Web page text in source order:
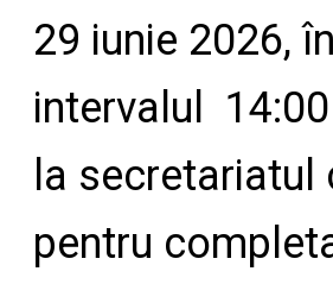
29 iunie 2026, în
intervalul
la secretariatul
pentru